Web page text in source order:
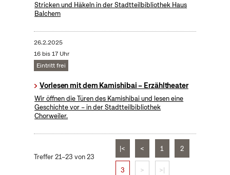
Stricken und Häkeln in der Stadtteilbibliothek Haus
Balchem
26.2.2025
16 bis 17 Uhr
Eintritt frei
Vorlesen mit dem Kamishibai – Erzähltheater
Wir öffnen die Türen des Kamishibai und lesen eine
Geschichte vor – in der Stadtteilbibliothek
Chorweiler.
Treffer 21–23 von 23
|< < 1 2
3 > >|